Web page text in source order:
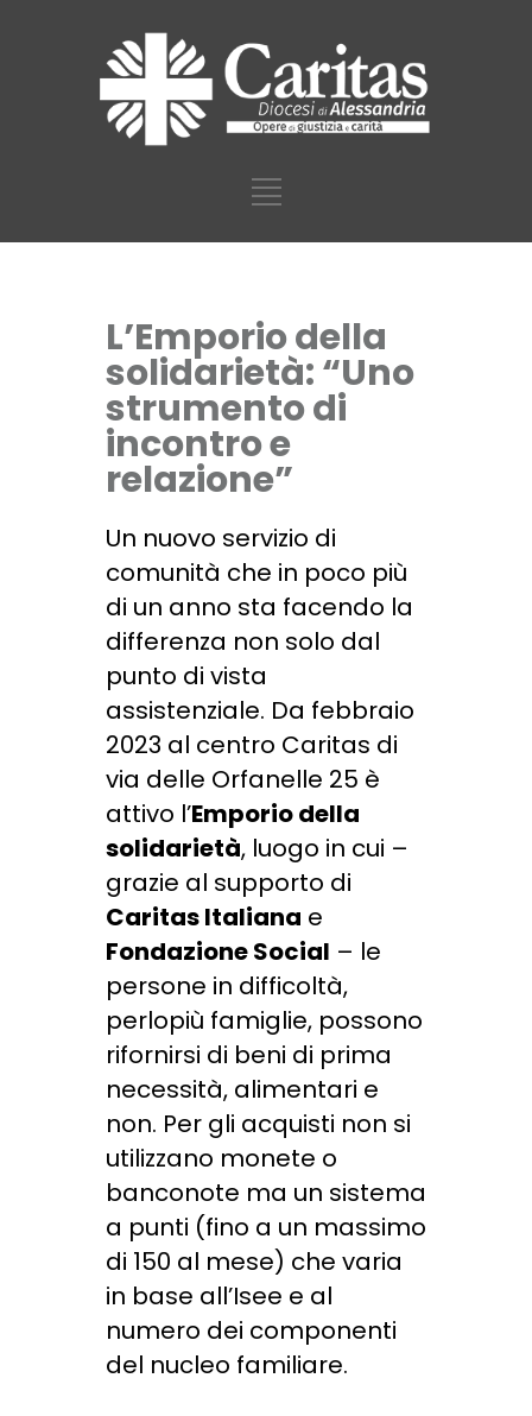
L’Emporio della
solidarietà: “Uno
strumento di
incontro e
relazione”
Un nuovo servizio di
comunità che in poco più
di un anno sta facendo la
differenza non solo dal
punto di vista
assistenziale. Da febbraio
2023 al centro Caritas di
via delle Orfanelle 25 è
attivo l’Emporio della
solidarietà, luogo in cui –
grazie al supporto di
Caritas Italiana e
Fondazione Social – le
persone in difficoltà,
perlopiù famiglie, possono
rifornirsi di beni di prima
necessità, alimentari e
non. Per gli acquisti non si
utilizzano monete o
banconote ma un sistema
a punti (fino a un massimo
di 150 al mese) che varia
in base all’Isee e al
numero dei componenti
del nucleo familiare.